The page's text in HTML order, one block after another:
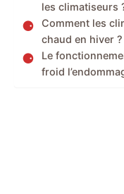
les climatiseurs
Comment les
chaud en hiver ?
Le
froid